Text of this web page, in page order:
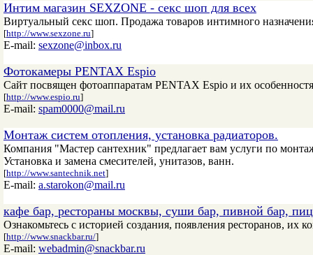
Интим магазин SEXZONE - секс шоп для всех
Виртуальный секс шоп. Продажа товаров интимного
[http://www.sexzone.ru]
E-mail: sexzone@inbox.ru
Фотокамеры PENTAX Espio
Сайт посвящен фотоаппаратам PENTAX Espio и их
[http://www.espio.ru]
E-mail: spam0000@mail.ru
Монтаж систем отопления, установка радиаторов.
Компания "Мастер сантехник" предлагает вам услуги по
Установка и замена смесителей, унитазов, ванн.
[http://www.santechnik.net]
E-mail: a.starokon@mail.ru
кафе бар, рестораны москвы, суши бар, пивной бар,
Ознакомьтесь с историей создания, появления ресторанов, их
[http://www.snackbar.ru/]
E-mail: webadmin@snackbar.ru